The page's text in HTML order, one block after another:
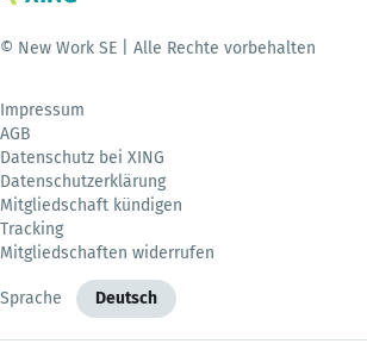
© New Work SE | Alle Rechte vorbehalten
Impressum
AGB
Datenschutz bei XING
Datenschutzerklärung
Mitgliedschaft kündigen
Tracking
Mitgliedschaften widerrufen
Sprache Deutsch